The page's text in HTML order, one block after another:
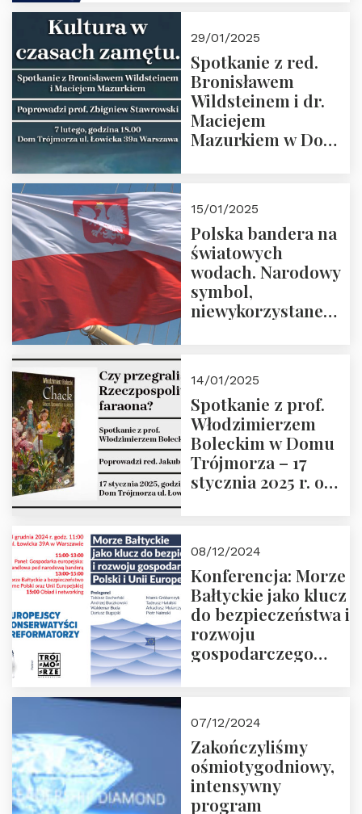
29/01/2025
Spotkanie z red.
Bronisławem
Wildsteinem i dr.
Maciejem
Mazurkiem w Domu
Prowadzi prof.
Zbigniew
Stawrowski
15/01/2025
Polska bandera na
światowych
wodach. Narodowy
symbol,
niewykorzystane
14/01/2025
Spotkanie z prof.
Włodzimierzem
Boleckim w Domu
Trójmorza – 17
stycznia 2025 r. o
08/12/2024
Konferencja: Morze
Bałtyckie jako klucz
do bezpieczeństwa i
rozwoju
gospodarczego
ZAPRASZAMY
07/12/2024
Zakończyliśmy
ośmiotygodniowy,
intensywny
program